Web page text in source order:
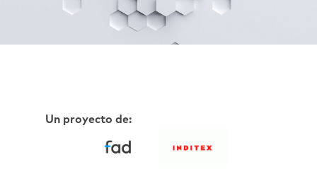
Un proyecto de: